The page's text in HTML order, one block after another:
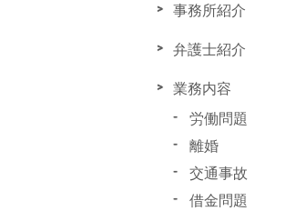
事務所紹介
弁護士紹介
業務内容
労働問題
離婚
交通事故
借金問題